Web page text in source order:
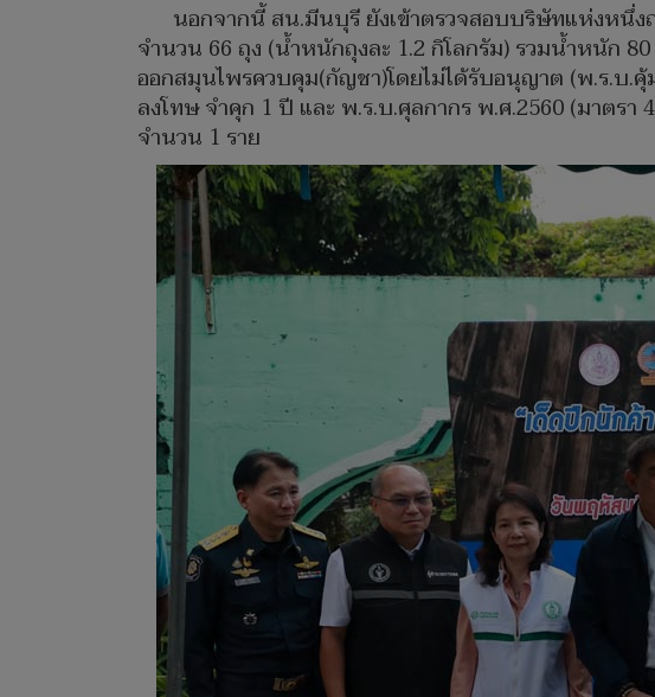
นอกจากนี้ สน.มีนบุรี ยังเข้าตรวจสอบบริษัทแห่งหนึ่ง
จำนวน 66 ถุง (น้ำหนักถุงละ 1.2 กิโลกรัม) รวมน้ำหนัก
ออกสมุนไพรควบคุม(กัญชา)โดยไม่ได้รับอนุญาต (พ.ร.บ.
ลงโทษ จำคุก 1 ปี และ พ.ร.บ.ศุลกากร พ.ศ.2560 (มาตร
จำนวน 1 ราย